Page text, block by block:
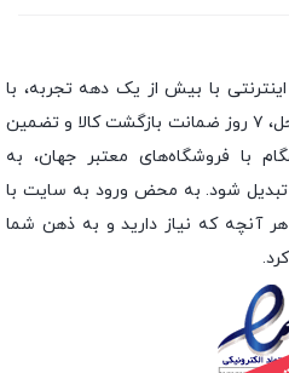
با بیش از یک دهه تجربه، با
پایبندی به سه اصل، پرداخت در محل، ۷ روز ضمانت بازگشت کالا و تضمین
با فروشگاه‌های معتبر جهان، به
تبدیل شود. به محض ورود به سایت با
آنچه که نیاز دارید و به ذهن شما